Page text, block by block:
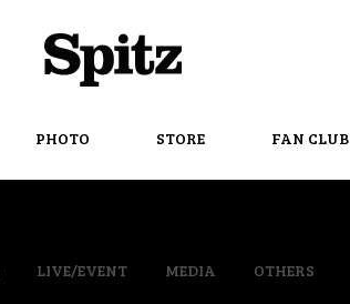
PHOTO STORE FAN CLUB
LIVE/EVENT MEDIA OTHERS